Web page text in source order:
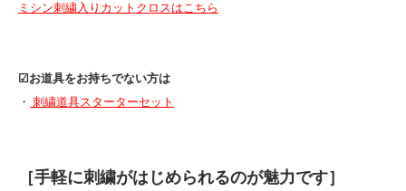
ミシン刺繍入りカットクロスはこちら
☑︎お道具をお持ちでない方は
・ 刺繍道具スターターセット
［手軽に刺繍がはじめられるのが魅力です］